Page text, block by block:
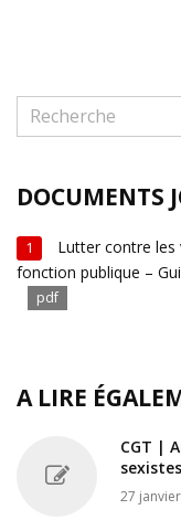
DOCUMENTS
1
Lutter contre les
fonction publique –
pdf
A LIRE
CGT |
27